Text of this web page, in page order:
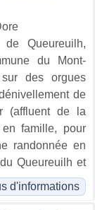
Queureuilh,
du Mont-
des orgues
de
(affluent de la
famille, pour
randonnée en
Queureuilh et
d'informations